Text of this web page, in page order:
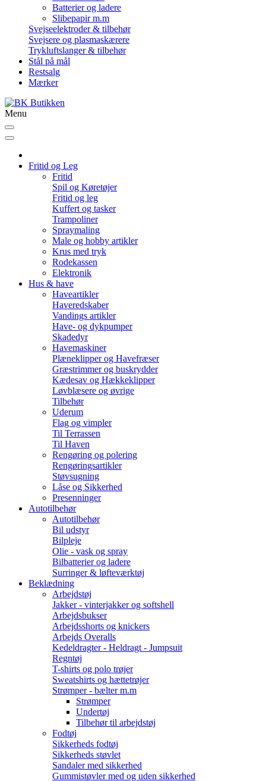
Batterier og ladere
Slibepapir m.m
Svejseelektroder & tilbehør
Svejsere og plasmaskærere
Trykluftslanger & tilbehør
Stål på mål
Restsalg
Mærker
Menu
Fritid og Leg
Fritid
Spil og Køretøjer
Fritid og leg
Kuffert og tasker
Trampoliner
Spraymaling
Male og hobby artikler
Krus med tryk
Rodekassen
Elektronik
Hus & have
Haveartikler
Haveredskaber
Vandings artikler
Have- og dykpumper
Skadedyr
Havemaskiner
Plæneklipper og Havefræser
Græstrimmer og buskrydder
Kædesav og Hækkeklipper
Løvblæsere og øvrige
Tilbehør
Uderum
Flag og vimpler
Til Terrassen
Til Haven
Rengøring og polering
Rengøringsartikler
Støvsugning
Låse og Sikkerhed
Presenninger
Autotilbehør
Autotilbehør
Bil udstyr
Bilpleje
Olie - vask og spray
Bilbatterier og ladere
Surringer & løfteværktøj
Beklædning
Arbejdstøj
Jakker - vinterjakker og softshell
Arbejdsbukser
Arbejdsshorts og knickers
Arbejds Overalls
Kedeldragter - Heldragt - Jumpsuit
Regntøj
T-shirts og polo trøjer
Sweatshirts og hættetrøjer
Strømper - bælter m.m
Strømper
Undertøj
Tilbehør til arbejdstøj
Fodtøj
Sikkerheds fodtøj
Sikkerheds støvlet
Sandaler med sikkerhed
Gummistøvler med og uden sikkerhed